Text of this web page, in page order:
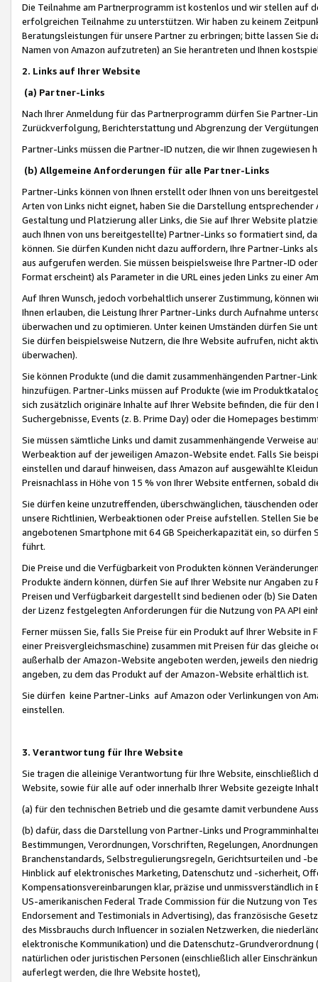
Die Teilnahme am Partnerprogramm ist kostenlos und wir stellen auf
erfolgreichen Teilnahme zu unterstützen. Wir haben zu keinem
Beratungsleistungen für unsere Partner zu erbringen; bitte lassen Sie
Namen von Amazon aufzutreten) an Sie herantreten und Ihnen
2. Links auf Ihrer Website
(a) Partner-Links
Nach Ihrer Anmeldung für das Partnerprogramm dürfen Sie Partner-
Zurückverfolgung, Berichterstattung und Abgrenzung der
Partner-Links müssen die Partner-ID nutzen, die wir Ihnen zugewiesen
(b) Allgemeine Anforderungen für alle Partner-Links
Partner-Links können von Ihnen erstellt oder Ihnen von uns
Arten von Links nicht eignet, haben Sie die Darstellung
Gestaltung und Platzierung aller Links, die Sie auf Ihrer Website
auch Ihnen von uns bereitgestellte) Partner-Links so formatiert sind,
können. Sie dürfen Kunden nicht dazu auffordern, Ihre Partner-Links
aus aufgerufen werden. Sie müssen beispielsweise Ihre Partner-ID
Format erscheint) als Parameter in die URL eines jeden Links zu einer
Auf Ihren Wunsch, jedoch vorbehaltlich unserer Zustimmung, können
Ihnen erlauben, die Leistung Ihrer Partner-Links durch Aufnahme
überwachen und zu optimieren. Unter keinen Umständen dürfen Sie
Sie dürfen beispielsweise Nutzern, die Ihre Website aufrufen, nicht
überwachen).
Sie können Produkte (und die damit zusammenhängenden Partner-
hinzufügen. Partner-Links müssen auf Produkte (wie im
sich zusätzlich originäre Inhalte auf Ihrer Website befinden, die für
Suchergebnisse, Events (z. B. Prime Day) oder die Homepages
Sie müssen sämtliche Links und damit zusammenhängende
Werbeaktion auf der jeweiligen Amazon-Website endet. Falls Sie
einstellen und darauf hinweisen, dass Amazon auf ausgewählte
Preisnachlass in Höhe von 15 % von Ihrer Website entfernen, sobald
Sie dürfen keine unzutreffenden, überschwänglichen, täuschenden
unsere Richtlinien, Werbeaktionen oder Preise aufstellen. Stellen Sie
angebotenen Smartphone mit 64 GB Speicherkapazität ein, so dürfen
führt.
Die Preise und die Verfügbarkeit von Produkten können
Produkte ändern können, dürfen Sie auf Ihrer Website nur Angaben
Preisen und Verfügbarkeit dargestellt sind bedienen oder (b) Sie
der Lizenz festgelegten Anforderungen für die Nutzung von PA API
Ferner müssen Sie, falls Sie Preise für ein Produkt auf Ihrer Website
einer Preisvergleichsmaschine) zusammen mit Preisen für das
außerhalb der Amazon-Website angeboten werden, jeweils den
angeben, zu dem das Produkt auf der Amazon-Website erhältlich ist.
Sie dürfen keine Partner-Links auf Amazon oder Verlinkungen von
einstellen.
3. Verantwortung für Ihre Website
Sie tragen die alleinige Verantwortung für Ihre Website,
Website, sowie für alle auf oder innerhalb Ihrer Website gezeigte
(a) für den technischen Betrieb und die gesamte damit verbundene
(b) dafür, dass die Darstellung von Partner-Links und
Bestimmungen, Verordnungen, Vorschriften, Regelungen,
Branchenstandards, Selbstregulierungsregeln, Gerichtsurteilen und -
Hinblick auf elektronisches Marketing, Datenschutz und -sicherheit,
Kompensationsvereinbarungen klar, präzise und unmissverständlich
US-amerikanischen Federal Trade Commission für die Nutzung von
Endorsement and Testimonials in Advertising), das französische
des Missbrauchs durch Influencer in sozialen Netzwerken, die
elektronische Kommunikation) und die Datenschutz-
natürlichen oder juristischen Personen (einschließlich aller
auferlegt werden, die Ihre Website hostet),